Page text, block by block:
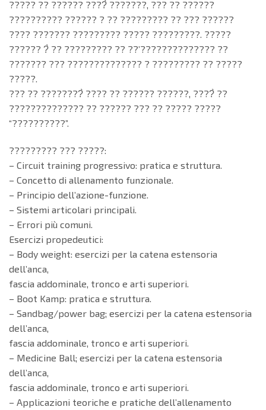
????? ?? ?????? ????̀ ???????, ??? ?? ??????
?????????? ?????? ? ?? ????????? ?? ??? ??????
???? ??????? ????????? ????? ?????????. ?????
?????? ?̀ ?? ????????? ?? ??’?????????????? ??
??????? ??? ?????????????? ? ????????? ?? ?????
?????.
??? ?? ????????̀ ???? ?? ?????? ??????, ????̀ ??
?????????????? ?? ?????? ??? ?? ????? ?????
“??????????”.
????????? ??? ?????:
– Circuit training progressivo: pratica e struttura.
– Concetto di allenamento funzionale.
– Principio dell’azione-funzione.
– Sistemi articolari principali.
– Errori più comuni.
Esercizi propedeutici:
– Body weight: esercizi per la catena estensoria
dell’anca,
fascia addominale, tronco e arti superiori.
– Boot Kamp: pratica e struttura.
– Sandbag/power bag; esercizi per la catena estensoria
dell’anca,
fascia addominale, tronco e arti superiori.
– Medicine Ball; esercizi per la catena estensoria
dell’anca,
fascia addominale, tronco e arti superiori.
– Applicazioni teoriche e pratiche dell’allenamento